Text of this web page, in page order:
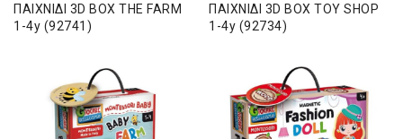
ΠΑΙΧΝΙΔΙ 3D BOX THE FARM
1-4y (92741)
ΠΑΙΧΝΙΔΙ 3D BOX TOY SHOP
1-4y (92734)